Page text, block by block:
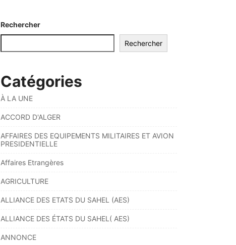
Rechercher
Rechercher
Catégories
À LA UNE
ACCORD D'ALGER
AFFAIRES DES EQUIPEMENTS MILITAIRES ET AVION
PRESIDENTIELLE
Affaires Etrangères
AGRICULTURE
ALLIANCE DES ETATS DU SAHEL (AES)
ALLIANCE DES ÉTATS DU SAHEL( AES)
ANNONCE